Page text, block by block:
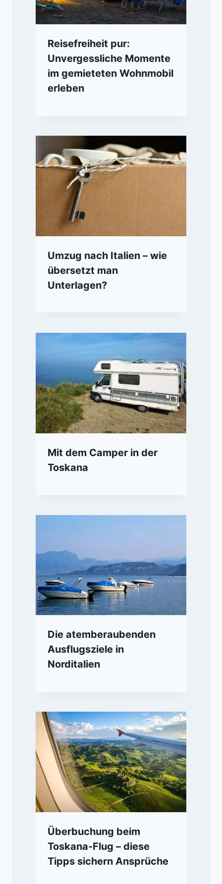
Reisefreiheit pur:
Unvergessliche Momente
im gemieteten Wohnmobil
erleben
Umzug nach Italien – wie
übersetzt man
Unterlagen?
Mit dem Camper in der
Toskana
Die atemberaubenden
Ausflugsziele in
Norditalien
Überbuchung beim
Toskana-Flug – diese
Tipps sichern Ansprüche